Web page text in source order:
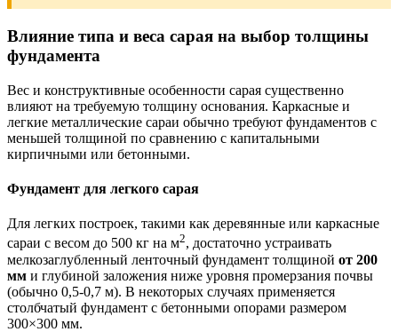
Влияние типа и веса сарая на выбор толщины
фундамента
Вес и конструктивные особенности сарая существенно
влияют на требуемую толщину основания. Каркасные и
легкие металлические сараи обычно требуют фундаментов с
меньшей толщиной по сравнению с капитальными
кирпичными или бетонными.
Фундамент для легкого сарая
Для легких построек, такими как деревянные или каркасные
сараи с весом до 500 кг на м2, достаточно устраивать
мелкозаглубленный ленточный фундамент толщиной от 200
мм и глубиной заложения ниже уровня промерзания почвы
(обычно 0,5-0,7 м). В некоторых случаях применяется
столбчатый фундамент с бетонными опорами размером
300×300 мм.